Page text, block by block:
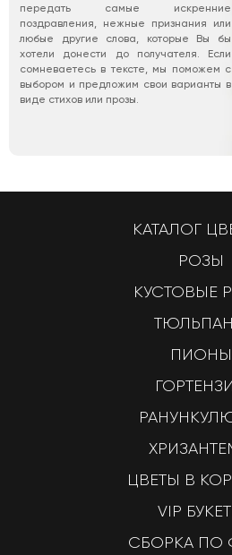
передать самые искренние
поздравления, нежные признания или
любые другие слова, которые Вы бы
хотели донести до получателя. Если
сомневаетесь в тексте, мы поможем с
выбором и предложим свои варианты в
виде стихов или прозы.
КАТАЛОГ
РОЗЫ
КУСТОВЫЕ
ПИОНЫ
ЦВЕТЫ В
VIP
СБОРКА ПО